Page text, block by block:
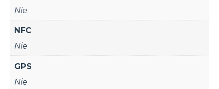
Nie
NFC
Nie
GPS
Nie